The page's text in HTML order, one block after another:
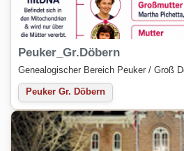
Peuker_Gr.Döbern
Genealogischer Bereich Peuker / Groß
Peuker Gr. Döbern